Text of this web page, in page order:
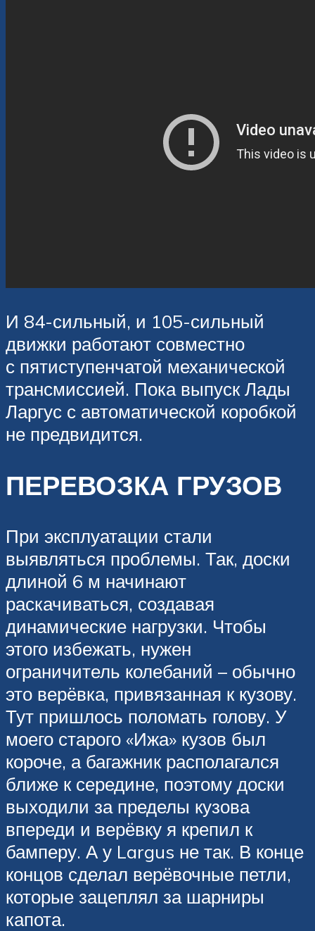
И 84-сильный, и 105-сильный
движки работают совместно
с пятиступенчатой механической
трансмиссией. Пока выпуск Лады
Ларгус с автоматической коробкой
не предвидится.
ПЕРЕВОЗКА ГРУЗОВ
При эксплуатации стали
выявляться проблемы. Так, доски
длиной 6 м начинают
раскачиваться, создавая
динамические нагрузки. Чтобы
этого избежать, нужен
ограничитель колебаний – обычно
это верёвка, привязанная к кузову.
Тут пришлось поломать голову. У
моего старого «Ижа» кузов был
короче, а багажник располагался
ближе к середине, поэтому доски
выходили за пределы кузова
впереди и верёвку я крепил к
бамперу. А у Largus не так. В конце
концов сделал верёвочные петли,
которые зацеплял за шарниры
капота.